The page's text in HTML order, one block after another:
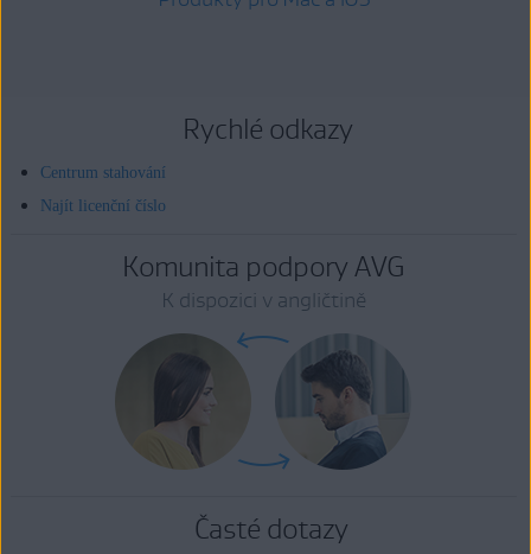
Rychlé odkazy
Centrum stahování
Najít licenční číslo
Komunita podpory AVG
K dispozici v angličtině
Časté dotazy